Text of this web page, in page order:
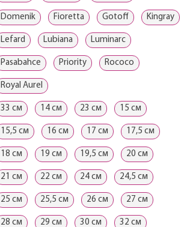
Domenik Fioretta Gotoff Kingray
Lefard Lubiana Luminarc
Pasabahce Priority Rococo
Royal Aurel
33 см 14 см 23 см 15 см
15,5 см 16 см 17 см 17,5 см
18 см 19 см 19,5 см 20 см
21 см 22 см 24 см 24,5 см
25 см 25,5 см 26 см 27 см
28 см 29 см 30 см 32 см